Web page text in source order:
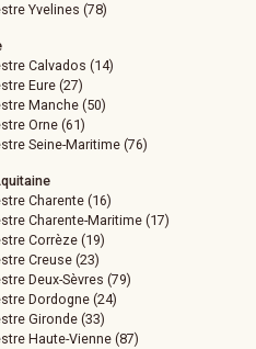
Yvelines (78)
Calvados (14)
Eure (27)
Manche (50)
Orne (61)
Seine-Maritime (76)
Charente (16)
Charente-Maritime (17)
Corrèze (19)
Creuse (23)
Deux-Sèvres (79)
Dordogne (24)
Gironde (33)
Haute-Vienne (87)